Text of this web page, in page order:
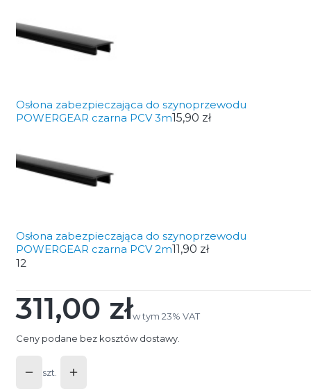
Osłona zabezpieczająca do szynoprzewodu
POWERGEAR czarna PCV 3m15,90 zł
Osłona zabezpieczająca do szynoprzewodu
POWERGEAR czarna PCV 2m11,90 zł
12
Cena
311,00 złw tym 23% VAT
w tym 23% VAT
Ceny podane bez kosztów dostawy.
szt.